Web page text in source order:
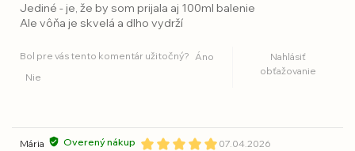
Jediné - je, že by som prijala aj 100ml balenie
Ale vôňa je skvelá a dlho vydrží
Bol pre vás tento komentár užitočný? Áno
Nie
Nahlásiť
obťažovanie
Mária Overený nákup 07.04.2026